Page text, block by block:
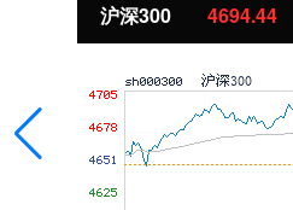
沪深300 4694.44